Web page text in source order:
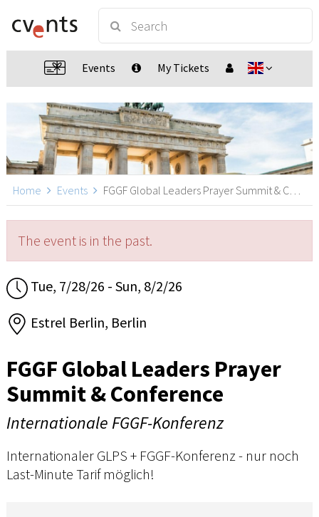
Events My Tickets
Home Events FGGF Global Leaders Prayer Summit & Conference, Berlin
The event is in the past.
Tue, 7/28/26 - Sun, 8/2/26
Estrel Berlin, Berlin
FGGF Global Leaders Prayer
Summit & Conference
Internationale FGGF-Konferenz
Internationaler GLPS + FGGF-Konferenz - nur noch
Last-Minute Tarif möglich!